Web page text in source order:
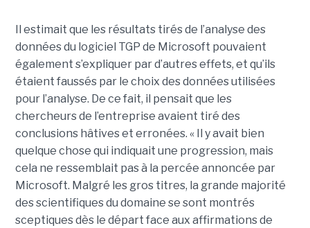
Il estimait que les résultats tirés de l’analyse des
données du logiciel TGP de Microsoft pouvaient
également s’expliquer par d’autres effets, et qu’ils
étaient faussés par le choix des données utilisées
pour l’analyse. De ce fait, il pensait que les
chercheurs de l’entreprise avaient tiré des
conclusions hâtives et erronées. « Il y avait bien
quelque chose qui indiquait une progression, mais
cela ne ressemblait pas à la percée annoncée par
Microsoft. Malgré les gros titres, la grande majorité
des scientifiques du domaine se sont montrés
sceptiques dès le départ face aux affirmations de